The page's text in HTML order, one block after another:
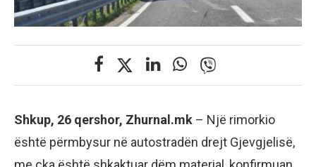
Shkup, 26 qershor, Zhurnal.mk – Një rimorkio
është përmbysur në autostradën drejt Gjevgjelisë,